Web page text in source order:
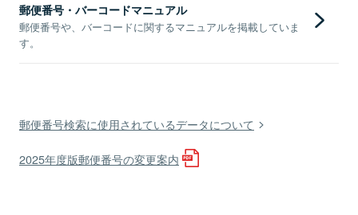
郵便番号・バーコードマニュアル
郵便番号や、バーコードに関するマニュアルを掲載していま
す。
郵便番号検索に使用されているデータについて
2025年度版郵便番号の変更案内